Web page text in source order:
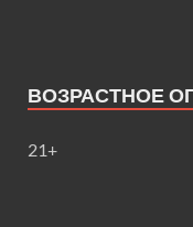
ВОЗРАСТНОЕ
21+